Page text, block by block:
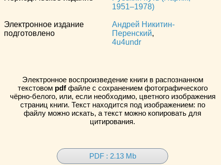
1951–1978)
Электронное издание
подготовлено
Андрей Никитин-
Перенский,
4u4undr
Электронное воспроизведение книги в распознанном
текстовом pdfфайле с сохранением фотографического
чёрно-белого, или, если необходимо, цветного изображения
страниц книги. Текст находится под изображением: по
файлу можно искать, а текст можно копировать для
цитирования.
PDF : 2.13 Mb